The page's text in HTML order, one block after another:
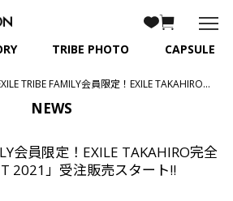
TRIBE PHOTO CAPSULE
EXILE TRIBE FAMILY会員限定！EXILE TAKAHIRO完全プロデュース「EX T 2021」受注販売スタート!!
NEWS
会員限定！EXILE TAKAHIRO完全
2021」受注販売スタート!!